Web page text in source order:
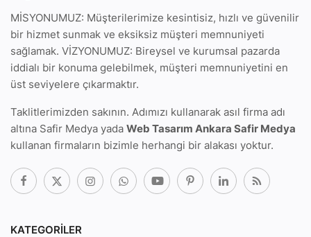
MİSYONUMUZ: Müşterilerimize kesintisiz, hızlı ve güvenilir
bir hizmet sunmak ve eksiksiz müşteri memnuniyeti
sağlamak. VİZYONUMUZ: Bireysel ve kurumsal pazarda
iddialı bir konuma gelebilmek, müşteri memnuniyetini en
üst seviyelere çıkarmaktır.
Taklitlerimizden sakının. Adımızı kullanarak asıl firma adı
altına Safir Medya yada Web Tasarım Ankara Safir Medya
kullanan firmaların bizimle herhangi bir alakası yoktur.
KATEGORILER